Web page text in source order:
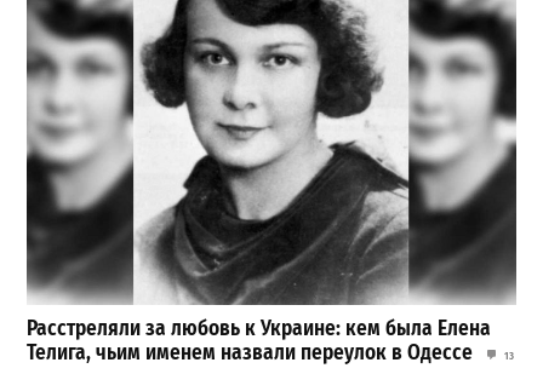
Расстреляли за любовь к Украине: кем была Елена
Телига, чьим именем назвали переулок в Одессе
13